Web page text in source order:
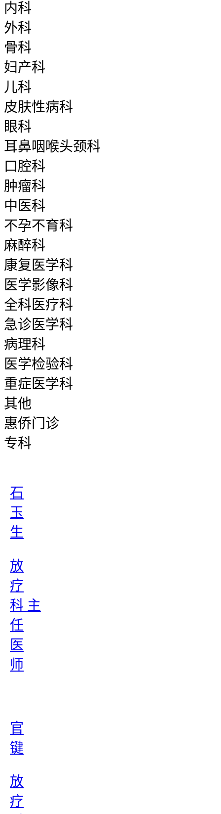
内科
外科
骨科
妇产科
儿科
皮肤性病科
眼科
耳鼻咽喉头颈科
口腔科
肿瘤科
中医科
不孕不育科
麻醉科
康复医学科
医学影像科
全科医疗科
急诊医学科
病理科
医学检验科
重症医学科
其他
惠侨门诊
专科
石
玉
生
放
疗
科 主
任
医
师
官
键
放
疗